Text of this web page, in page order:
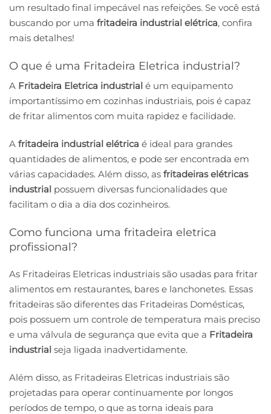
um resultado final impecável nas refeições. Se você está
buscando por uma fritadeira industrial elétrica, confira
mais detalhes!
O que é uma Fritadeira Eletrica industrial?
A Fritadeira Eletrica industrial é um equipamento
importantíssimo em cozinhas industriais, pois é capaz
de fritar alimentos com muita rapidez e facilidade.
A fritadeira industrial elétrica é ideal para grandes
quantidades de alimentos, e pode ser encontrada em
várias capacidades. Além disso, as fritadeiras elétricas
industrial possuem diversas funcionalidades que
facilitam o dia a dia dos cozinheiros.
Como funciona uma fritadeira eletrica
profissional?
As Fritadeiras Eletricas industriais são usadas para fritar
alimentos em restaurantes, bares e lanchonetes. Essas
fritadeiras são diferentes das Fritadeiras Domésticas,
pois possuem um controle de temperatura mais preciso
e uma válvula de segurança que evita que a Fritadeira
industrial seja ligada inadvertidamente.
Além disso, as Fritadeiras Eletricas industriais são
projetadas para operar continuamente por longos
períodos de tempo, o que as torna ideais para